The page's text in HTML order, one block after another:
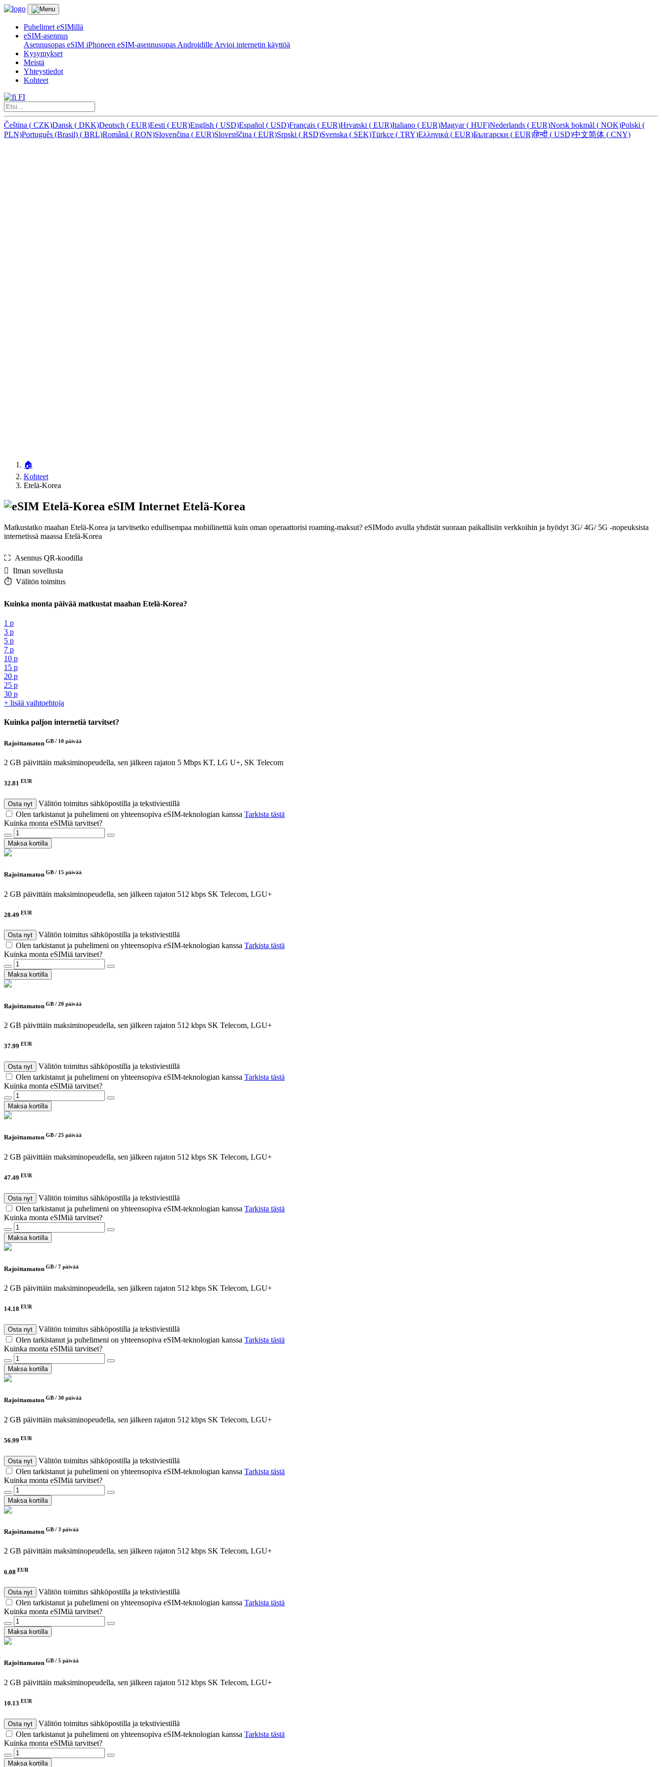
Puhelimet eSIMillä
eSIM-asennus
Asennusopas eSIM iPhoneen eSIM-asennusopas Androidille Arvioi internetin käyttöä
Kysymykset
Meistä
Yhteystiedot
Kohteet
FI
Čeština ( CZK)Dansk ( DKK)Deutsch ( EUR)Eesti ( EUR)English ( USD)Español ( USD)Français ( EUR)Hrvatski ( EUR)Italiano ( EUR)Magyar( HUF)Nederlands ( EUR)Norsk bokmål ( NOK)Polski (
PLN)Português (Brasil) ( BRL)Română ( RON)Slovenčina ( EUR)Slovenščina ( EUR)Srpski ( RSD)Svenska ( SEK)Türkçe ( TRY)Ελληνικά ( EUR)Български ( EUR)हिन्दी ( USD)中文简体 ( CNY)
🏠
Kohteet
Etelä-Korea
eSIM Internet Etelä-Korea
Matkustatko maahan Etelä-Korea ja tarvitsetko edullisempaa mobiilinettiä kuin oman operaattorisi roaming-maksut? eSIModo avulla yhdistät suoraan paikallisiin verkkoihin ja hyödyt 3G/ 4G/ 5G -nopeuksista
internetissä maassa Etelä-Korea
⛶️️ Asennus QR-koodilla
️ Ilman sovellusta
⏱️️ Välitön toimitus
Kuinka monta päivää matkustat maahan Etelä-Korea?
1 p
3 p
5 p
7 p
10 p
15 p
20 p
25 p
30 p
+ lisää vaihtoehtoja
Kuinka paljon internetiä tarvitset?
Rajoittamaton GB / 10 päivää
2 GB päivittäin maksiminopeudella, sen jälkeen rajaton 5 Mbps KT, LG U+, SK Telecom
32.81 EUR
Osta nyt
Välitön toimitus sähköpostilla ja tekstiviestillä
Olen tarkistanut ja puhelimeni on yhteensopiva eSIM-teknologian kanssa Tarkista tästä
Kuinka monta eSIMiä tarvitset?
Maksa kortilla
Rajoittamaton GB / 15 päivää
2 GB päivittäin maksiminopeudella, sen jälkeen rajaton 512 kbps SK Telecom, LGU+
28.49 EUR
Osta nyt
Välitön toimitus sähköpostilla ja tekstiviestillä
Olen tarkistanut ja puhelimeni on yhteensopiva eSIM-teknologian kanssa Tarkista tästä
Kuinka monta eSIMiä tarvitset?
Maksa kortilla
Rajoittamaton GB / 20 päivää
2 GB päivittäin maksiminopeudella, sen jälkeen rajaton 512 kbps SK Telecom, LGU+
37.99 EUR
Osta nyt
Välitön toimitus sähköpostilla ja tekstiviestillä
Olen tarkistanut ja puhelimeni on yhteensopiva eSIM-teknologian kanssa Tarkista tästä
Kuinka monta eSIMiä tarvitset?
Maksa kortilla
Rajoittamaton GB / 25 päivää
2 GB päivittäin maksiminopeudella, sen jälkeen rajaton 512 kbps SK Telecom, LGU+
47.49 EUR
Osta nyt
Välitön toimitus sähköpostilla ja tekstiviestillä
Olen tarkistanut ja puhelimeni on yhteensopiva eSIM-teknologian kanssa Tarkista tästä
Kuinka monta eSIMiä tarvitset?
Maksa kortilla
Rajoittamaton GB / 7 päivää
2 GB päivittäin maksiminopeudella, sen jälkeen rajaton 512 kbps SK Telecom, LGU+
14.18 EUR
Osta nyt
Välitön toimitus sähköpostilla ja tekstiviestillä
Olen tarkistanut ja puhelimeni on yhteensopiva eSIM-teknologian kanssa Tarkista tästä
Kuinka monta eSIMiä tarvitset?
Maksa kortilla
Rajoittamaton GB / 30 päivää
2 GB päivittäin maksiminopeudella, sen jälkeen rajaton 512 kbps SK Telecom, LGU+
56.99 EUR
Osta nyt
Välitön toimitus sähköpostilla ja tekstiviestillä
Olen tarkistanut ja puhelimeni on yhteensopiva eSIM-teknologian kanssa Tarkista tästä
Kuinka monta eSIMiä tarvitset?
Maksa kortilla
Rajoittamaton GB / 3 päivää
2 GB päivittäin maksiminopeudella, sen jälkeen rajaton 512 kbps SK Telecom, LGU+
6.08 EUR
Osta nyt
Välitön toimitus sähköpostilla ja tekstiviestillä
Olen tarkistanut ja puhelimeni on yhteensopiva eSIM-teknologian kanssa Tarkista tästä
Kuinka monta eSIMiä tarvitset?
Maksa kortilla
Rajoittamaton GB / 5 päivää
2 GB päivittäin maksiminopeudella, sen jälkeen rajaton 512 kbps SK Telecom, LGU+
10.13 EUR
Osta nyt
Välitön toimitus sähköpostilla ja tekstiviestillä
Olen tarkistanut ja puhelimeni on yhteensopiva eSIM-teknologian kanssa Tarkista tästä
Kuinka monta eSIMiä tarvitset?
Maksa kortilla